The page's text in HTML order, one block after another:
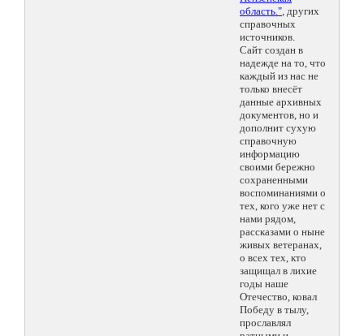
область.", других
справочных
источников.
Сайт создан в
надежде на то, что
каждый из нас не
только внесёт
данные архивных
документов, но и
дополнит сухую
справочную
информацию
своими бережно
сохраненными
воспоминаниями о
тех, кого уже нет с
нами рядом,
рассказами о ныне
живых ветеранах,
о всех тех, кто
защищал в лихие
годы наше
Отечество, ковал
Победу в тылу,
прославлял